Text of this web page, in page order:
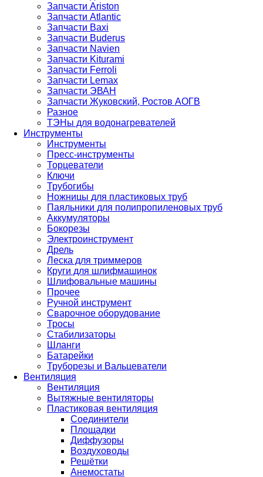
Запчасти Ariston
Запчасти Atlantic
Запчасти Baxi
Запчасти Buderus
Запчасти Navien
Запчасти Kiturami
Запчасти Ferroli
Запчасти Lemax
Запчасти ЭВАН
Запчасти Жуковский, Ростов АОГВ
Разное
ТЭНы для водонагревателей
Инструменты
Инструменты
Пресс-инструменты
Торцеватели
Ключи
Трубогибы
Ножницы для пластиковых труб
Паяльники для полипропиленовых труб
Аккумуляторы
Бокорезы
Электроинструмент
Дрель
Леска для триммеров
Круги для шлифмашинок
Шлифовальные машины
Прочее
Ручной инструмент
Сварочное оборудование
Тросы
Стабилизаторы
Шланги
Батарейки
Труборезы и Вальцеватели
Вентиляция
Вентиляция
Вытяжные вентиляторы
Пластиковая вентиляция
Соединители
Площадки
Диффузоры
Воздуховоды
Решётки
Анемостаты